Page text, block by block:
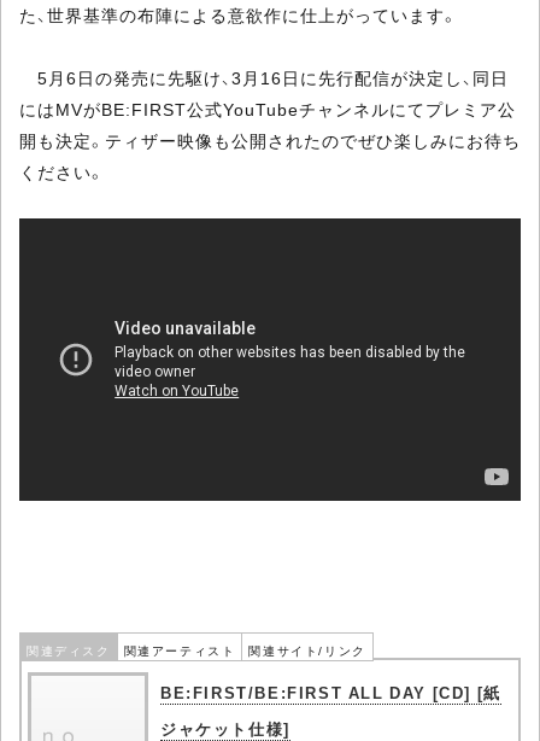
た、世界基準の布陣による意欲作に仕上がっています。
5月6日の発売に先駆け、3月16日に先行配信が決定し、同日
にはMVがBE:FIRST公式YouTubeチャンネルにてプレミア公
開も決定。ティザー映像も公開されたのでぜひ楽しみにお待ち
ください。
関連ディスク 関連アーティスト 関連サイト/リンク
BE:FIRST/BE:FIRST ALL DAY [CD] [紙
ジャケット仕様]